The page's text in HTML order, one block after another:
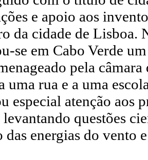
e apoio aos
da cidade de Lisboa.
se em Cabo Verde
pela
uma rua e a uma
especial atenção aos
levantando questões
das energias do vento